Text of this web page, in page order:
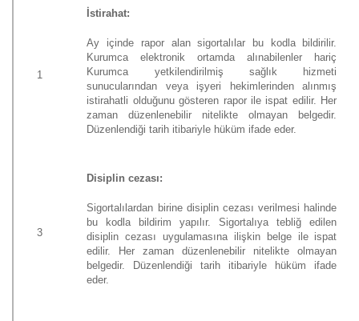
1
İstirahat:
Ay içinde rapor alan sigortalılar bu kodla bildirilir.
Kurumca elektronik ortamda alınabilenler hariç
Kurumca yetkilendirilmiş sağlık hizmeti
sunucularından veya işyeri hekimlerinden alınmış
istirahatli olduğunu gösteren rapor ile ispat edilir. Her
zaman düzenlenebilir nitelikte olmayan belgedir.
Düzenlendiği tarih itibariyle hüküm ifade eder.
3
Disiplin cezası:
Sigortalılardan birine disiplin cezası verilmesi halinde
bu kodla bildirim yapılır. Sigortalıya tebliğ edilen
disiplin cezası uygulamasına ilişkin belge ile ispat
edilir. Her zaman düzenlenebilir nitelikte olmayan
belgedir. Düzenlendiği tarih itibariyle hüküm ifade
eder.